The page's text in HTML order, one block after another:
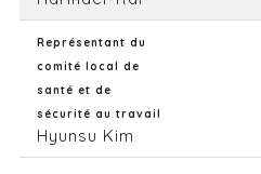
Représentant du
comité local de
santé et de
sécurité au travail
Hyunsu Kim